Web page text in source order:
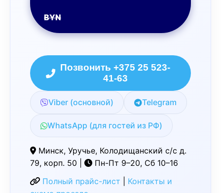
BYN
Позвонить +375 25 523-
41-63
Viber (основной) Telegram
WhatsApp (для гостей из РФ)
Минск, Уручье, Колодищанский с/с д.
79, корп. 50 |
Пн-Пт 9–20, Сб 10–16
Полный прайс-лист
Контакты и